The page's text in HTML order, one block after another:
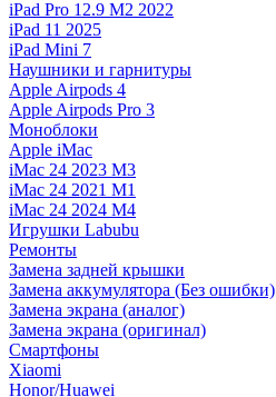
iPad Pro 12.9 M2 2022
iPad 11 2025
iPad Mini 7
Наушники и гарнитуры
Apple Airpods 4
Apple Airpods Pro 3
Моноблоки
Apple iMac
iMac 24 2023 M3
iMac 24 2021 M1
iMac 24 2024 M4
Игрушки Labubu
Ремонты
Замена задней крышки
Замена аккумулятора (Без ошибки)
Замена экрана (аналог)
Замена экрана (оригинал)
Смартфоны
Xiaomi
Honor/Huawei